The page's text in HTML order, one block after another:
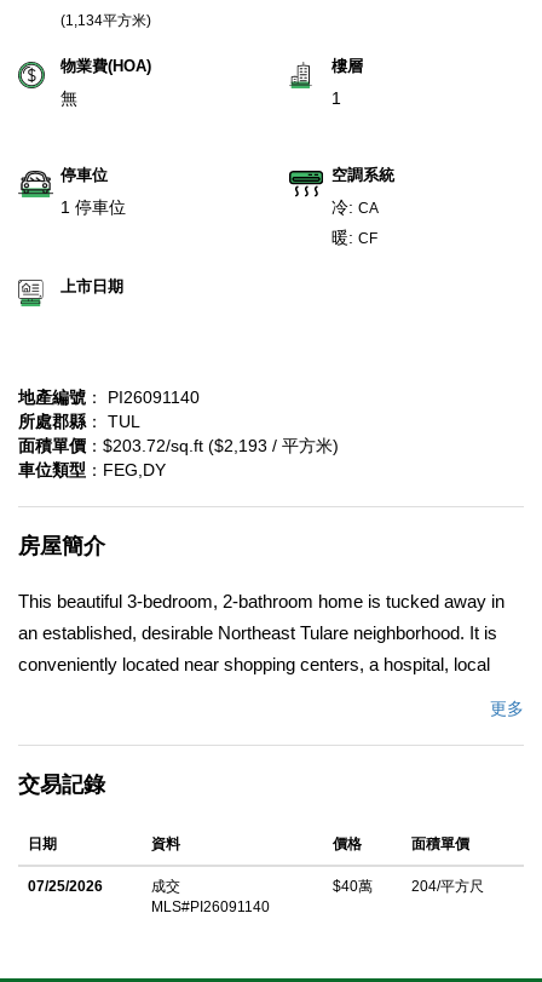
(1,134平方米)
物業費(HOA)
無
樓層
1
停車位
1 停車位
空調系統
冷: CA
暖: CF
上市日期
地產編號 ： PI26091140
所處郡縣 ： TUL
面積單價 ：$203.72/sq.ft ($2,193 / 平方米)
車位類型 ：FEG,DY
房屋簡介
This beautiful 3-bedroom, 2-bathroom home is tucked away in
an established, desirable Northeast Tulare neighborhood. It is
conveniently located near shopping centers, a hospital, local
and mother-in-law quarters with a bathroom. The exterior offers
中文描述
更多
交易記錄
日期 資料 價格 面積單價
07/25/2026
成交
MLS#PI26091140
$40萬 204/平方尺